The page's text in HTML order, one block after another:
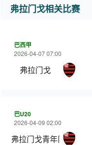
弗拉门戈相关比赛
巴西甲
2026-04-07 07:00
弗拉门戈
巴U20
2026-04-09 02:00
弗拉门戈青年队